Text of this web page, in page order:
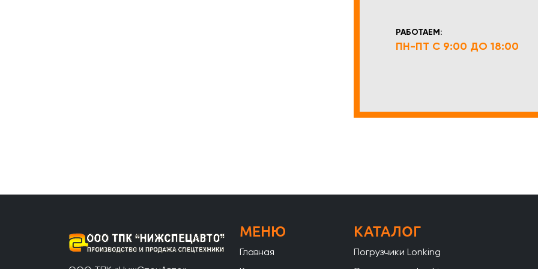
РАБОТАЕМ:
ПН-ПТ С 9:00 ДО 18:00
МЕНЮ
Главная
КАТАЛОГ
Погрузчики Lonking